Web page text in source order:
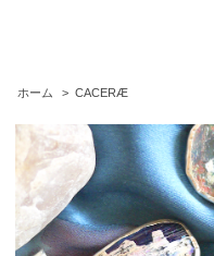
ホーム > CACERÆ